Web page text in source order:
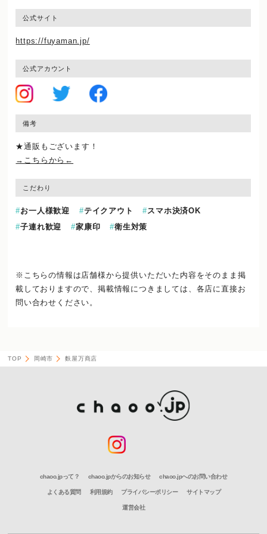
公式サイト
https://fuyaman.jp/
公式アカウント
備考
★通販もございます！
→こちらから←
こだわり
お一人様歓迎 テイクアウト
スマホ決済OK
子連れ歓迎
家康印 衛生対策
※こちらの情報は店舗様から提供いただいた内容をそのまま掲
載しておりますので、掲載情報につきましては、各店に直接お
問い合わせください。
TOP 岡崎市 麩屋万商店
chaoo.jpって？ chaoo.jpからのお知らせ chaoo.jpへのお問い合わせ
よくある質問 利用規約 プライバシーポリシー サイトマップ
運営会社